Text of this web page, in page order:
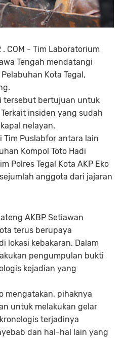
. COM - Tim Laboratorium
Tengah mendatangi
Kota Tegal,
tersebut bertujuan untuk
insiden yang sudah
nelayan.
Puslabfor antara lain
Kompol Toto Hadi
Polres Tegal Kota AKP Eko
anggota dari jajaran
AKBP Setiawan
terus berupaya
lokasi kebakaran. Dalam
pengumpulan bukti
kejadian yang
mengatakan, pihaknya
untuk melakukan gelar
terjadinya
dan hal-hal lain yang